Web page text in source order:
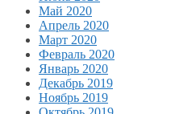
Май 2020
Апрель 2020
Март 2020
Февраль 2020
Январь 2020
Декабрь 2019
Ноябрь 2019